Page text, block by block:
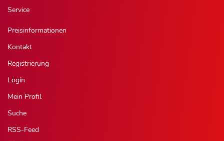
Service
Preisinformationen
Kontakt
Registrierung
Login
Mein Profil
Suche
RSS-Feed